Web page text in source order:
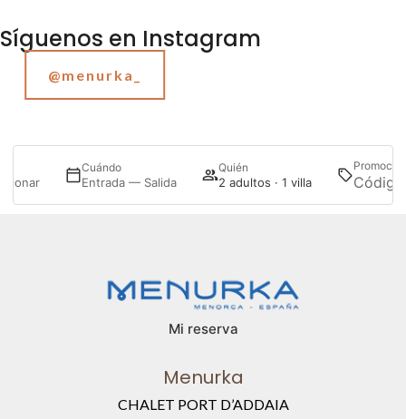
Síguenos en Instagram
@menurka_
Cuándo
Entrada — Salida
Quién
2 adultos · 1 villa
Mi reserva
Menurka
CHALET PORT D’ADDAIA